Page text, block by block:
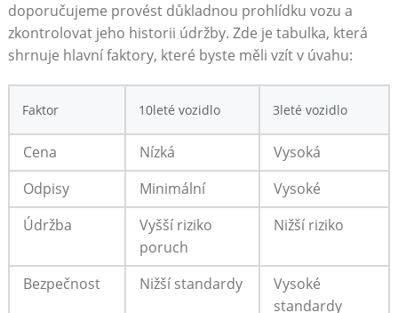
doporučujeme provést důkladnou prohlídku vozu a
‍zkontrolovat jeho historii údržby. Zde je⁣ tabulka,⁤ která
shrnuje hlavní‌ faktory, které byste měli‌ vzít v ‍úvahu:
Faktor 10leté ‍vozidlo 3leté vozidlo
Cena Nízká
Vysoká
Odpisy
Minimální
Vysoké
Údržba
Vyšší riziko
poruch
Nižší riziko
Bezpečnost Nižší standardy
Vysoké
standardy